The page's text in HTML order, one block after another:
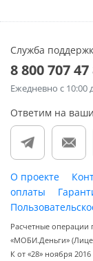
Служба
8 800 707 47
Ежедневно с 10:00
Ответим на
О проекте
оплаты
Расчетные операции
«МОБИ.Деньги»
К от «28» ноября 2016